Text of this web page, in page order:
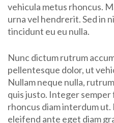
vehicula metus rhoncus.
urna vel hendrerit. Sed in
tincidunt eu eu nulla.
Nunc dictum rutrum
pellentesque dolor, ut
Nullam neque nulla,
quis justo. Integer
rhoncus diam interdum ut.
eleifend ante eget diam